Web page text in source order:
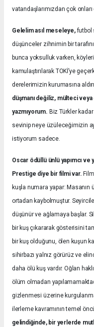
vatandaşlarımızdan çok
Gelelim asıl meseleye,futbol
düşünceler zihnimin bir
bunca yoksulluk varken,
kamulaştırılarak TOKİ’ye
derelerimizin kurumasına
düşmanı değiliz, mülteci veya
yazmıyorum. Biz Türkler
sevinip neye üzüleceğimizin
istiyorum sadece.
Oscar ödüllü ünlü yapımcı
Prestige diye bir filmi var.
kuşla numara yapar:
ortadan kaybolmuştur.
düşünür ve ağlamaya başlar.
bir kuş çıkararak gösterisini
bir kuş olduğunu, ölen kuşun
sihirbazı yalnız görürüz ve
daha ölü kuş vardır. Oğlan
ölüm olmadan
gizlenmesi üzerine
ilerleme kavramının temel
gelindiğinde, bir yerlerde